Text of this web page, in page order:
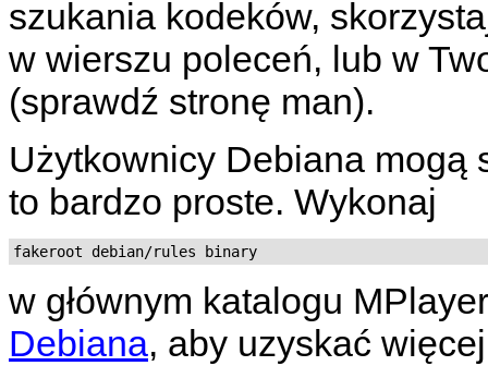
szukania kodeków,
w wierszu poleceń, lub w
(sprawdź stronę man).
Użytkownicy Debiana mogą
to bardzo proste. Wykonaj
fakeroot debian/rules binary
w głównym katalogu
Debiana, aby uzyskać